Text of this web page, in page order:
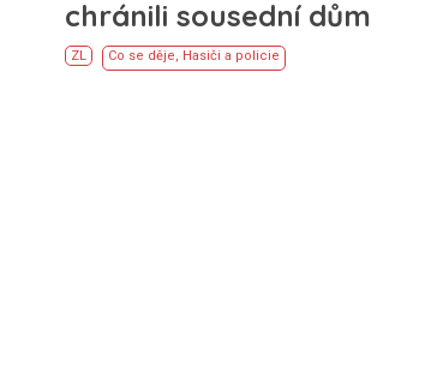
chránili sousední dům
ZL Co se děje, Hasiči a policie